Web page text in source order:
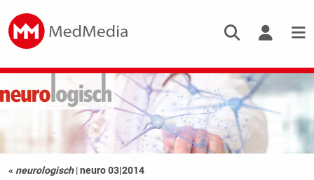
« neurologisch |neuro 03|2014